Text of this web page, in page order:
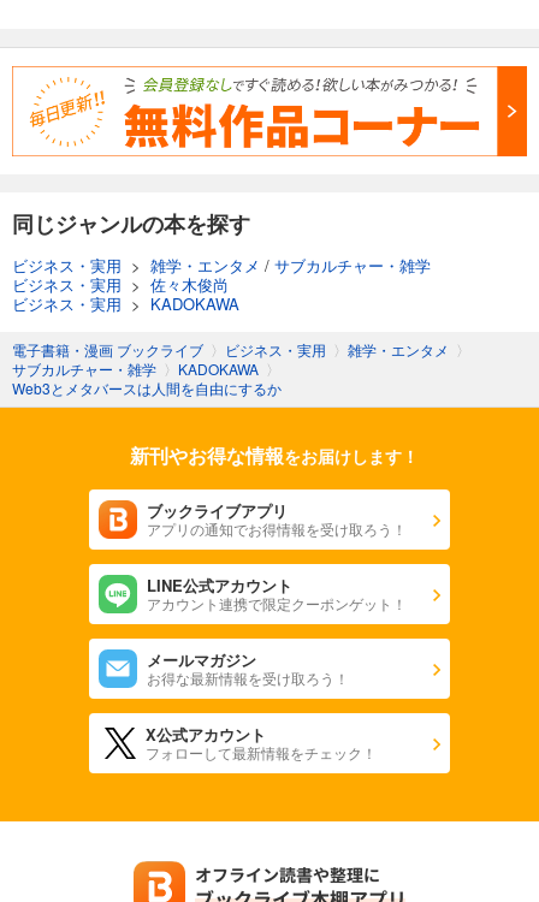
同じジャンルの本を探す
ビジネス・実用 > 雑学・エンタメ / サブカルチャー・雑学
ビジネス・実用 > 佐々木俊尚
ビジネス・実用 > KADOKAWA
電子書籍・漫画 ブックライブ 〉 ビジネス・実用 〉 雑学・エンタメ 〉
サブカルチャー・雑学 〉 KADOKAWA 〉
Web3とメタバースは人間を自由にするか
新刊やお得な情報をお届けします！
ブックライブアプリ
アプリの通知でお得情報を受け取ろう！
LINE公式アカウント
アカウント連携で限定クーポンゲット！
メールマガジン
お得な最新情報を受け取ろう！
X公式アカウント
フォローして最新情報をチェック！